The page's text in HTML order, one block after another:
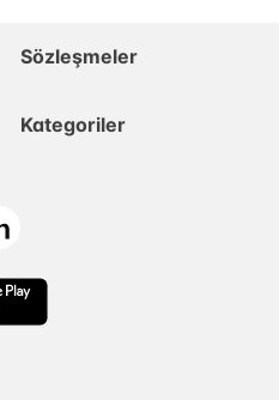
Sözleşmeler
Kategoriler